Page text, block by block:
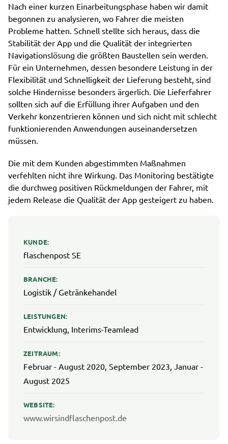
Nach einer kurzen Einarbeitungsphase haben wir damit
begonnen zu analysieren, wo Fahrer die meisten
Probleme hatten. Schnell stellte sich heraus, dass die
Stabilität der App und die Qualität der integrierten
Navigationslösung die größten Baustellen sein werden.
Für ein Unternehmen, dessen besondere Leistung in der
Flexibilität und Schnelligkeit der Lieferung besteht, sind
solche Hindernisse besonders ärgerlich. Die Lieferfahrer
sollten sich auf die Erfüllung ihrer Aufgaben und den
Verkehr konzentrieren können und sich nicht mit schlecht
funktionierenden Anwendungen auseinandersetzen
müssen.
Die mit dem Kunden abgestimmten Maßnahmen
verfehlten nicht ihre Wirkung. Das Monitoring bestätigte
die durchweg positiven Rückmeldungen der Fahrer, mit
jedem Release die Qualität der App gesteigert zu haben.
KUNDE:
flaschenpost SE
BRANCHE:
Logistik / Getränkehandel
LEISTUNGEN:
Entwicklung, Interims-Teamlead
ZEITRAUM:
Februar - August 2020, September 2023, Januar -
August 2025
WEBSITE:
www.wirsindflaschenpost.de